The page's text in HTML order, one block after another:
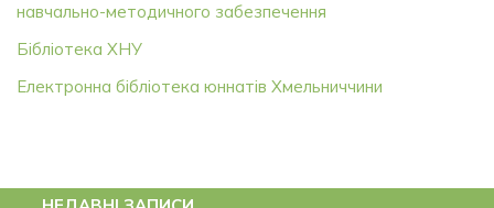
навчально-методичного забезпечення
Бібліотека ХНУ
Електронна бібліотека юннатів Хмельниччини